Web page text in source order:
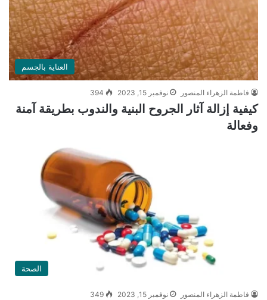
العناية بالجسم
فاطمة الزهراء المنصور نوفمبر 15, 2023 394
كيفية إزالة آثار الجروح البنية والندوب بطريقة آمنة
وفعالة
الصحة
فاطمة الزهراء المنصور نوفمبر 15, 2023 349